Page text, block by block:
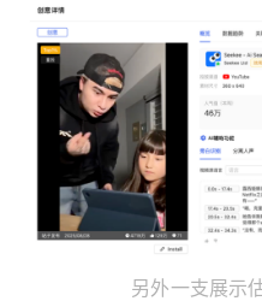
另外一支展示